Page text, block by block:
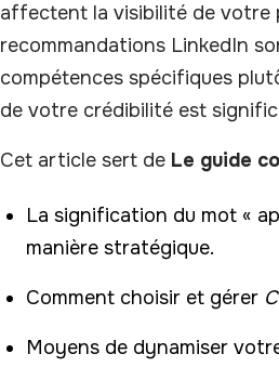
affectent la visibilité de votre
recommandations LinkedIn
compétences spécifiques
de votre crédibilité est
Cet article sert de Le guide
La signification du mot «
manière stratégique.
Comment choisir et gérer
Moyens de dynamiser